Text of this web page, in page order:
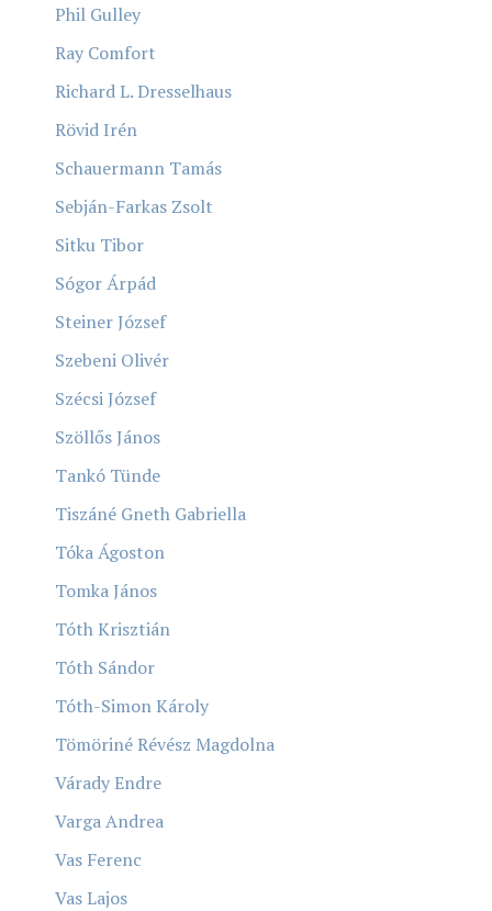
Phil Gulley
Ray Comfort
Richard L. Dresselhaus
Rövid Irén
Schauermann Tamás
Sebján-Farkas Zsolt
Sitku Tibor
Sógor Árpád
Steiner József
Szebeni Olivér
Szécsi József
Szöllős János
Tankó Tünde
Tiszáné Gneth Gabriella
Tóka Ágoston
Tomka János
Tóth Krisztián
Tóth Sándor
Tóth-Simon Károly
Tömöriné Révész Magdolna
Várady Endre
Varga Andrea
Vas Ferenc
Vas Lajos